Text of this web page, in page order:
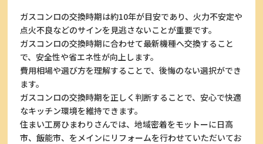
ガスコンロの交換時期は約10年が目安であり、火力不安定や
点火不良などのサインを見逃さないことが重要です。
ガスコンロの交換時期に合わせて最新機種へ交換すること
で、安全性や省エネ性が向上します。
費用相場や選び方を理解することで、後悔のない選択ができ
ます。
ガスコンロの交換時期を正しく判断することで、安心で快適
なキッチン環境を維持できます。
住まい工房ひまわりさんでは、地域密着をモットーに日高
市、飯能市、をメインにリフォームを行わせていただいてお